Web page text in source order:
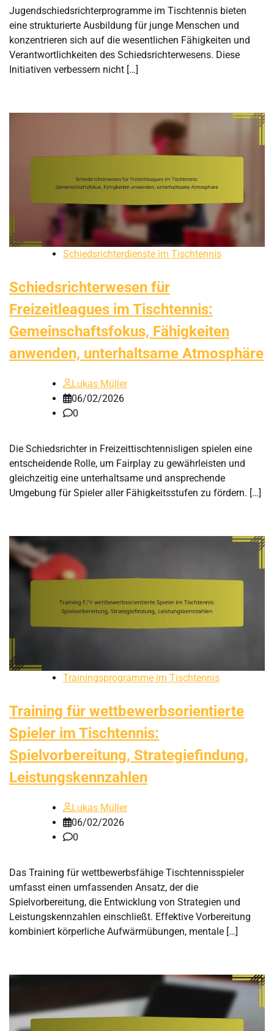
Jugendschiedsrichterprogramme im Tischtennis bieten
eine strukturierte Ausbildung für junge Menschen und
konzentrieren sich auf die wesentlichen Fähigkeiten und
Verantwortlichkeiten des Schiedsrichterwesens. Diese
Initiativen verbessern nicht […]
Schiedsrichterdienste im Tischtennis
Schiedsrichterwesen für
Freizeitleagues im Tischtennis:
Gemeinschaftsfokus, Fähigkeiten
anwenden, unterhaltsame Atmosphäre
Lukas Müller
06/02/2026
0
Die Schiedsrichter in Freizeittischtennisligen spielen eine
entscheidende Rolle, um Fairplay zu gewährleisten und
gleichzeitig eine unterhaltsame und ansprechende
Umgebung für Spieler aller Fähigkeitsstufen zu fördern. […]
Trainingsprogramme im Tischtennis
Training für wettbewerbsorientierte
Spieler im Tischtennis:
Spielvorbereitung, Strategiefindung,
Leistungskennzahlen
Lukas Müller
06/02/2026
0
Das Training für wettbewerbsfähige Tischtennisspieler
umfasst einen umfassenden Ansatz, der die
Spielvorbereitung, die Entwicklung von Strategien und
Leistungskennzahlen einschließt. Effektive Vorbereitung
kombiniert körperliche Aufwärmübungen, mentale […]